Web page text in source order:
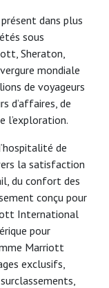
dans plus
sous
Sheraton,
mondiale
de voyageurs
d’affaires, de
l’exploration.
de
la satisfaction
du confort des
conçu pour
International
pour
Marriott
exclusifs,